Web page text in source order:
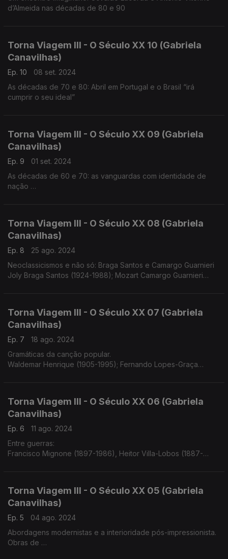
d’Almeida nas décadas de 80 e 90
Torna Viagem III - O Século XX 10 (Gabriela
Canavilhas)
Ep. 10
08 set. 2024
As décadas de 70 e 80: Abril em Portugal e o Brasil “irá
cumprir o seu ideal”
Torna Viagem III - O Século XX 09 (Gabriela
Canavilhas)
Ep. 9
01 set. 2024
As décadas de 60 e 70: as vanguardas com identidade de
nação
Torna Viagem III - O Século XX 08 (Gabriela
Canavilhas)
Ep. 8
25 ago. 2024
Neoclassicismos e não só: Braga Santos e Camargo Guarnieri
Joly Braga Santos (1924-1988); Mozart Camargo Guarnieri
Torna Viagem III - O Século XX 07 (Gabriela
Canavilhas)
Ep. 7
18 ago. 2024
Gramáticas da canção popular.
Waldemar Henrique (1905-1995); Fernando Lopes-Graça
Torna Viagem III - O Século XX 06 (Gabriela
Canavilhas)
Ep. 6
11 ago. 2024
Entre guerras:
Francisco Mignone (1897-1986), Heitor Villa-Lobos (1887-
Torna Viagem III - O Século XX 05 (Gabriela
Canavilhas)
Ep. 5
04 ago. 2024
Abordagens modernistas e a interioridade pós-impressionista.
Obras de